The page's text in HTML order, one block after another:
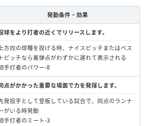
発動条件・効果
球をより打者の近くでリリースします。
方向の球種を投げる時、ナイスピッチまたはベス
トピッチなら着弾点がわずかに遅れて表示される
手打者のパワー-8
点がかかった重要な場面で力を発揮します。
発投手として登板している試合で、同点のランナ
がいる時発動
手打者のミート‐3